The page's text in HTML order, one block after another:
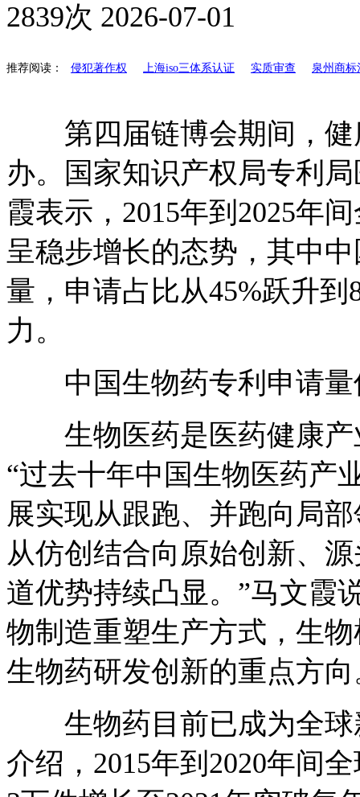
2839次 2026-07-01
推荐阅读： 侵犯著作权 上海iso三体系认证 实质审查 泉州商标
第四届链博会期间，健
办。国家知识产权局专利
霞表示，2015年到2025年
呈稳步增长的态势，其中
量，申请占比从45%跃升
力。
中国生物药专利申请量
生物医药是医药健康产
“过去十年中国生物医药产
展实现从跟跑、并跑向局
从仿创结合向原始创新、
道优势持续凸显。”马文霞
物制造重塑生产方式，生
生物药研发创新的重点方向
生物药目前已成为全球
介绍，2015年到2020年间